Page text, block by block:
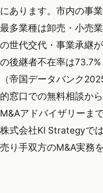
にあります。市内の事
最多業種は卸売・小売
の世代交代・事業承継
の後継者不在率は73.7%
（帝国データバンク
的窓口での無料相談か
M&Aアドバイザリーま
株式会社KI Strategyで
売り手双方のM&A実務